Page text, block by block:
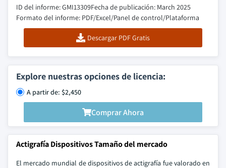
ID del informe: GMI13309Fecha de publicación: March 2025
Formato del informe: PDF/Excel/Panel de control/Plataforma
Descargar PDF Gratis
Explore nuestras opciones de licencia:
A partir de: $2,450
Comprar Ahora
Actigrafía Dispositivos Tamaño del mercado
El mercado mundial de dispositivos de actigrafía fue valorado en